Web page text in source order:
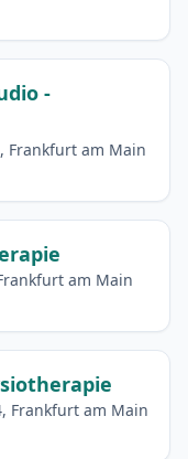
-
Frankfurt am Main
am Main
Frankfurt am Main